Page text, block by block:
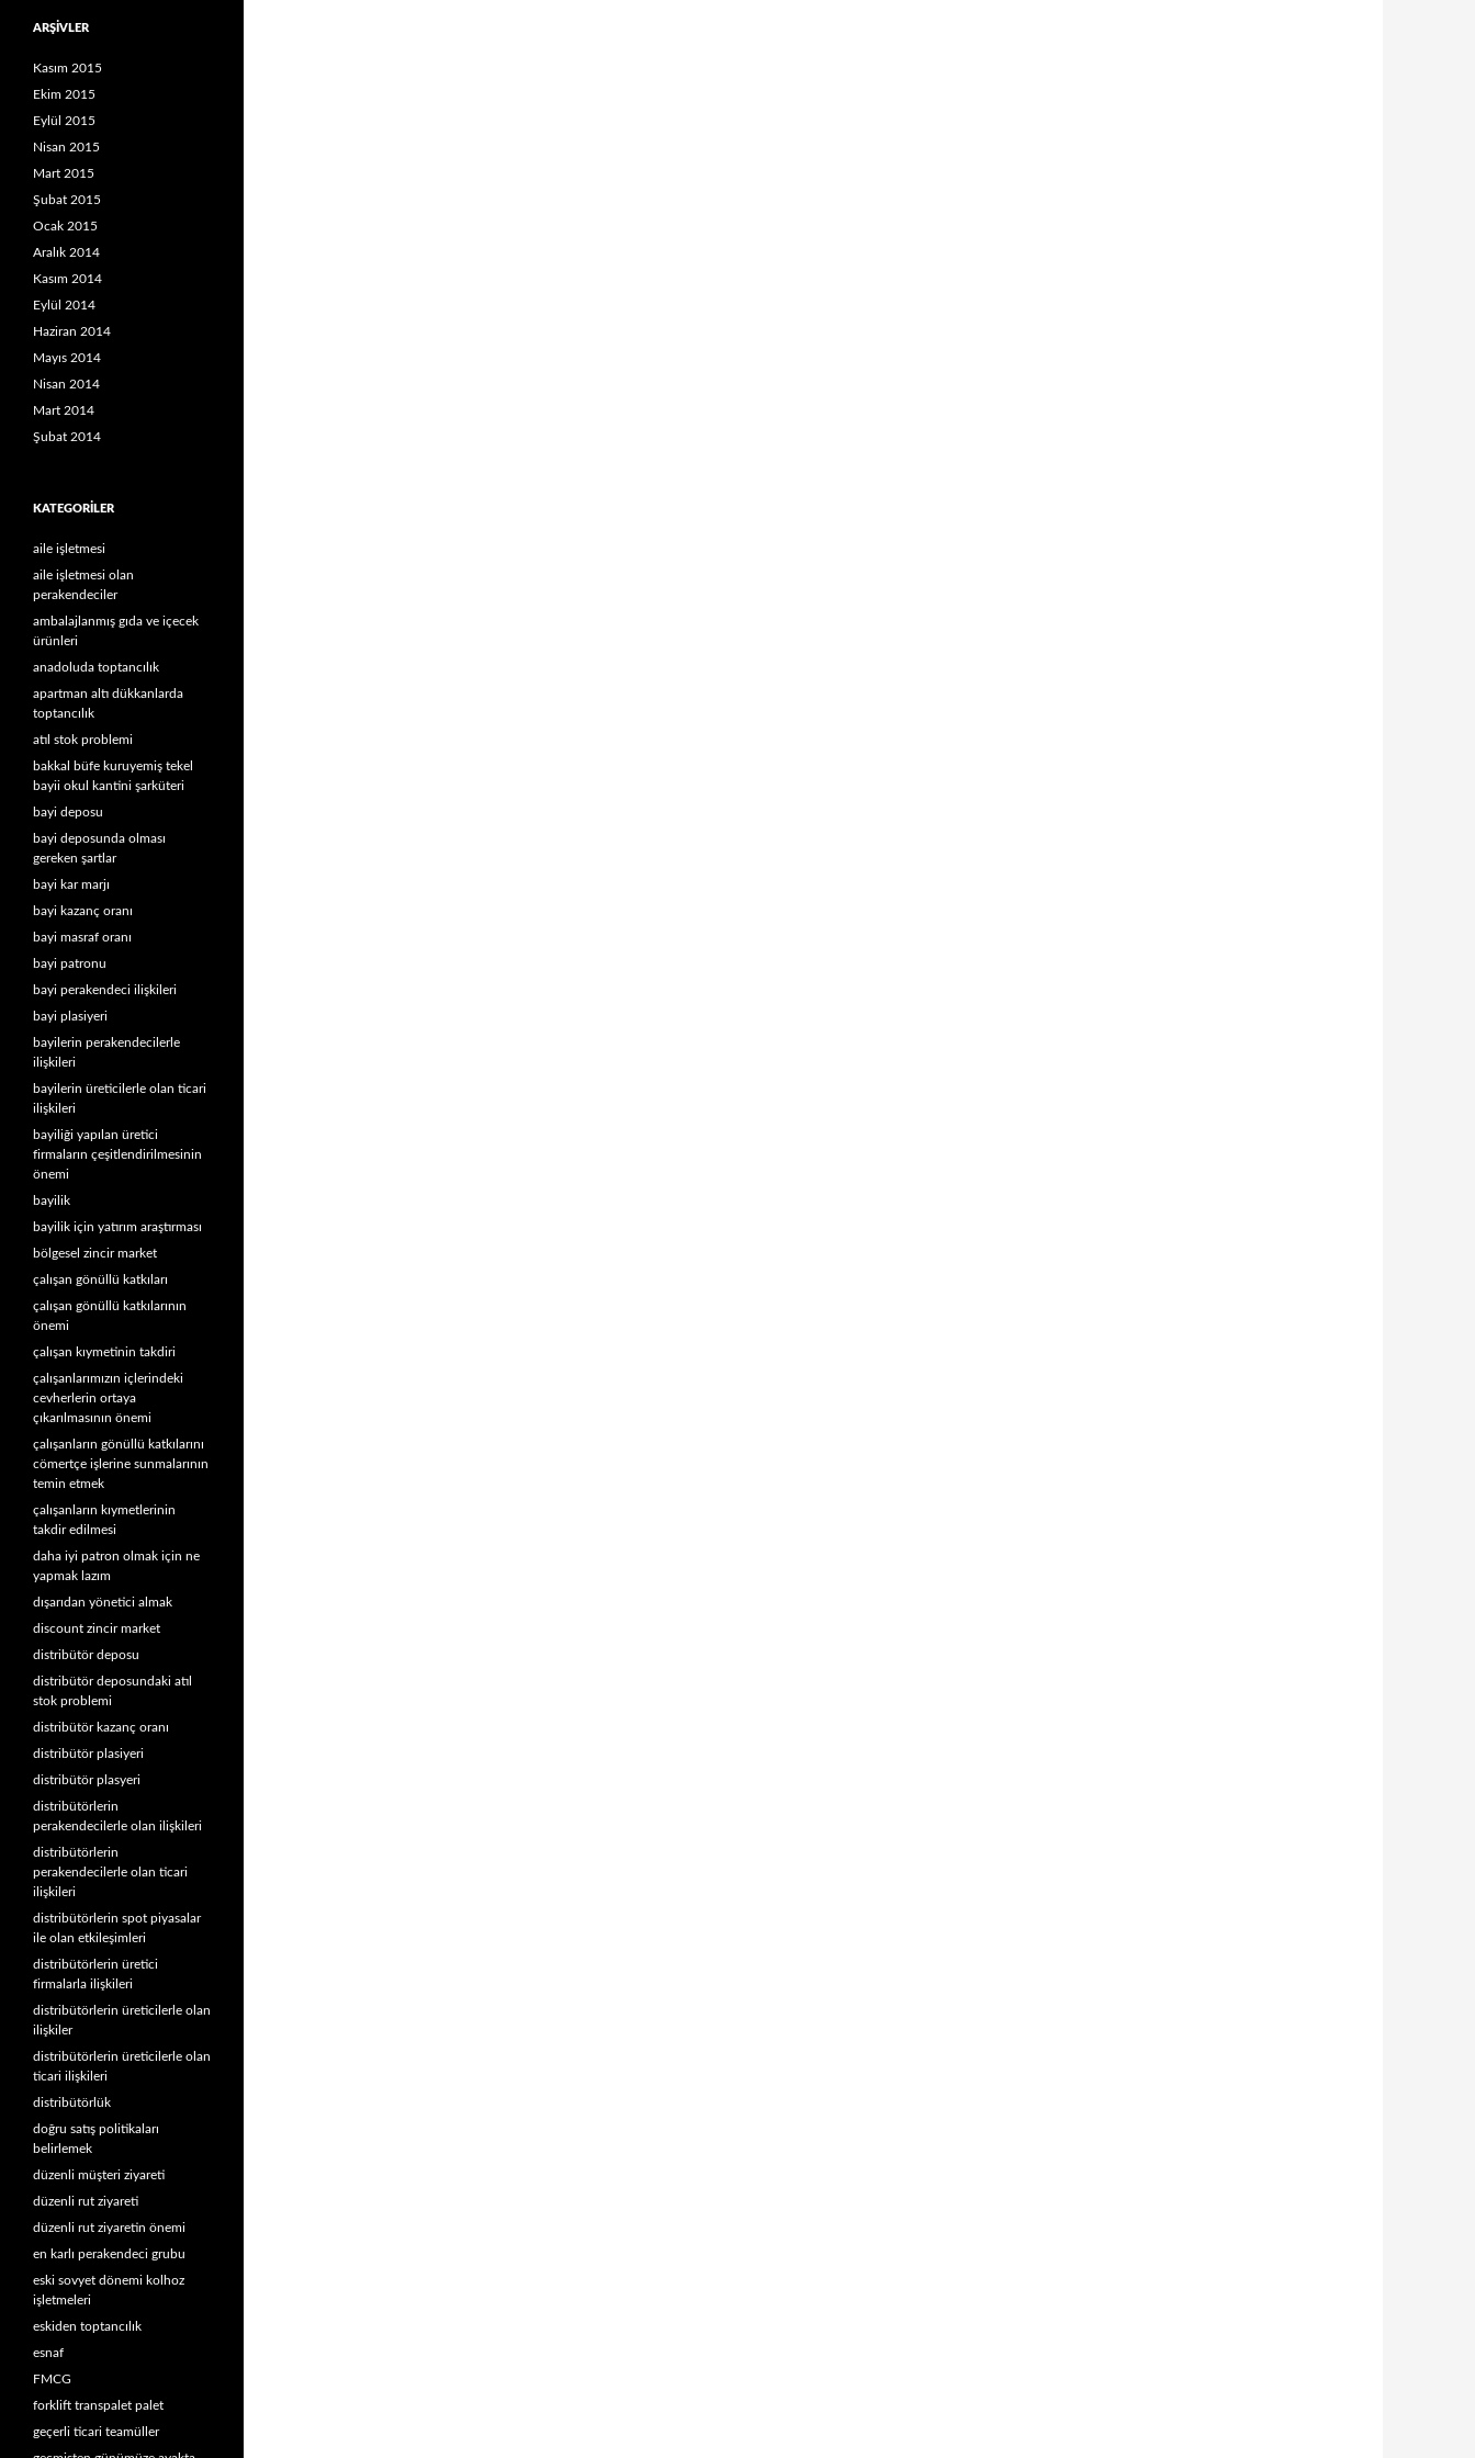
ARŞIVLER
Kasım 2015
Ekim 2015
Eylül 2015
Nisan 2015
Mart 2015
Şubat 2015
Ocak 2015
Aralık 2014
Kasım 2014
Eylül 2014
Haziran 2014
Mayıs 2014
Nisan 2014
Mart 2014
Şubat 2014
KATEGORILER
aile işletmesi
aile işletmesi olan
perakendeciler
ambalajlanmış gıda ve içecek
ürünleri
anadoluda toptancılık
apartman altı dükkanlarda
toptancılık
atıl stok problemi
bakkal büfe kuruyemiş tekel
bayii okul kantini şarküteri
bayi deposu
bayi deposunda olması
gereken şartlar
bayi kar marjı
bayi kazanç oranı
bayi masraf oranı
bayi patronu
bayi perakendeci ilişkileri
bayi plasiyeri
bayilerin perakendecilerle
ilişkileri
bayilerin üreticilerle olan ticari
ilişkileri
bayiliği yapılan üretici
firmaların çeşitlendirilmesinin
önemi
bayilik
bayilik için yatırım araştırması
bölgesel zincir market
çalışan gönüllü katkıları
çalışan gönüllü katkılarının
önemi
çalışan kıymetinin takdiri
çalışanlarımızın içlerindeki
cevherlerin ortaya
çıkarılmasının önemi
çalışanların gönüllü katkılarını
cömertçe işlerine sunmalarının
temin etmek
çalışanların kıymetlerinin
takdir edilmesi
daha iyi patron olmak için ne
yapmak lazım
dışarıdan yönetici almak
discount zincir market
distribütör deposu
distribütör deposundaki atıl
stok problemi
distribütör kazanç oranı
distribütör plasiyeri
distribütör plasyeri
distribütörlerin
perakendecilerle olan ilişkileri
distribütörlerin
perakendecilerle olan ticari
ilişkileri
distribütörlerin spot piyasalar
ile olan etkileşimleri
distribütörlerin üretici
firmalarla ilişkileri
distribütörlerin üreticilerle olan
ilişkiler
distribütörlerin üreticilerle olan
ticari ilişkileri
distribütörlük
doğru satış politikaları
belirlemek
düzenli müşteri ziyareti
düzenli rut ziyareti
düzenli rut ziyaretin önemi
en karlı perakendeci grubu
eski sovyet dönemi kolhoz
işletmeleri
eskiden toptancılık
esnaf
FMCG
forklift transpalet palet
geçerli ticari teamüller